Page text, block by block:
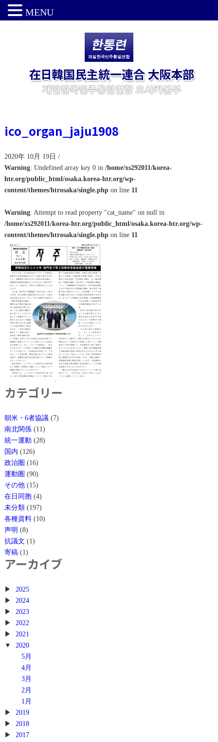
ico_organ_jaju1908
2020年 10月 19日 /
Warning: Undefined array key 0 in /home/xs292011/korea-
htr.org/public_html/osaka.korea-htr.org/wp-
content/themes/htrosaka/single.phpon line 11
Warning: Attempt to read property "cat_name" on null in
/home/xs292011/korea-htr.org/public_html/osaka.korea-htr.org/wp-
content/themes/htrosaka/single.phpon line 11
カテゴリー
朝米・6者協議(7)
南北関係(11)
統一運動 (28)
国内 (126)
政治圏 (16)
運動圏 (90)
その他(15)
在日同胞(4)
未分類(197)
各種資料(10)
声明 (8)
抗議文 (1)
寄稿(1)
アーカイブ
2025
2024
2023
2022
2021
2020
5月
4月
3月
2月
1月
2019
2018
2017
MENU